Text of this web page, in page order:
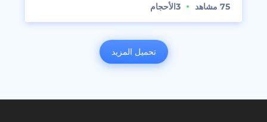
75 مشاهد 3الأحجام
تحميل المزيد